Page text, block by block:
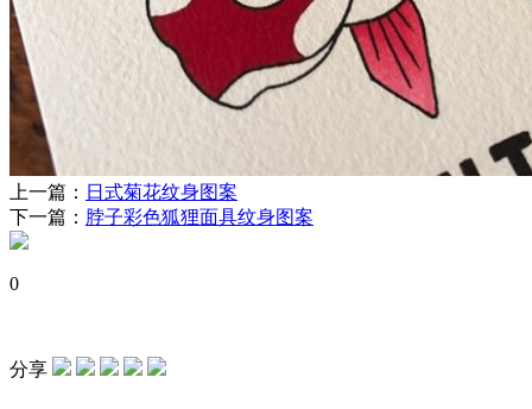
上一篇： 日式菊花纹身图案
下一篇： 脖子彩色狐狸面具纹身图案
0
分享